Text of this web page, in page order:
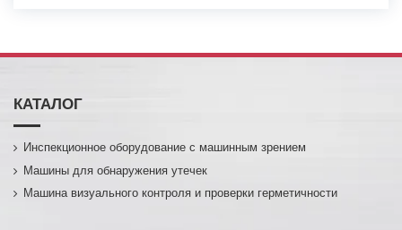
КАТАЛОГ
Инспекционное оборудование с машинным зрением
Машины для обнаружения утечек
Машина визуального контроля и проверки герметичности